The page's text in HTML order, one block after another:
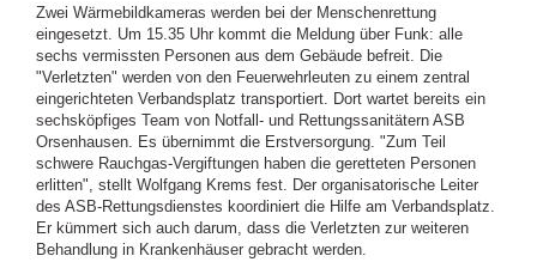
Zwei Wärmebildkameras werden bei der Menschenrettung
eingesetzt. Um 15.35 Uhr kommt die Meldung über Funk: alle
sechs vermissten Personen aus dem Gebäude befreit. Die
"Verletzten" werden von den Feuerwehrleuten zu einem zentral
eingerichteten Verbandsplatz transportiert. Dort wartet bereits ein
sechsköpfiges Team von Notfall- und Rettungssanitätern ASB
Orsenhausen. Es übernimmt die Erstversorgung. "Zum Teil
schwere Rauchgas-Vergiftungen haben die geretteten Personen
erlitten", stellt Wolfgang Krems fest. Der organisatorische Leiter
des ASB-Rettungsdienstes koordiniert die Hilfe am Verbandsplatz.
Er kümmert sich auch darum, dass die Verletzten zur weiteren
Behandlung in Krankenhäuser gebracht werden.